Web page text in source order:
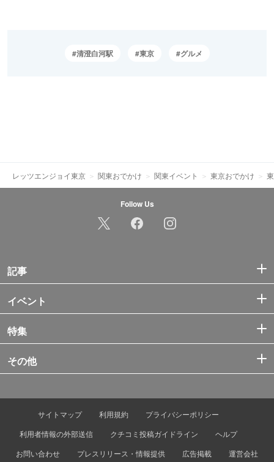
清澄白河駅 東京 グルメ
レッツエンジョイ東京 関東おでかけ 関東イベント 東京おでかけ
Follow Us
記事
イベント
特集
その他
サイトマップ 利用規約
プライバシーポリシー
利用者情報の外部送信
クチコミ投稿ガイドライン
ヘルプ
お問い合わせ
プレスリリース・情報提供 広告掲載 運営会社